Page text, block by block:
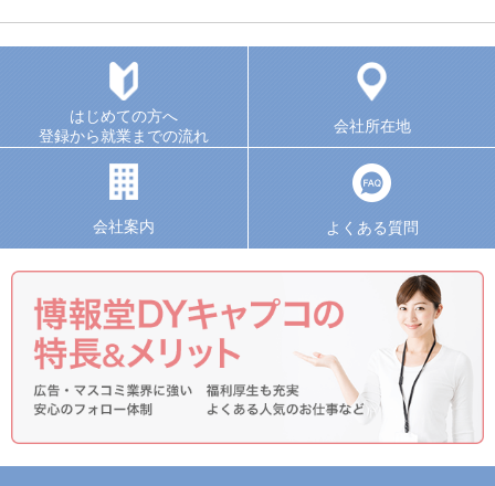
はじめての方へ
登録から就業までの流れ
会社所在地
会社案内 よくある質問